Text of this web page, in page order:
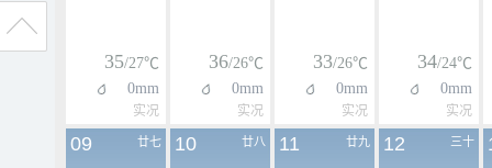
35/27℃
0mm
实况
36/26℃
0mm
实况
33/26℃
0mm
实况
34/24℃
0mm
实况
廿七
09 廿八
10 廿九
11 三十
12